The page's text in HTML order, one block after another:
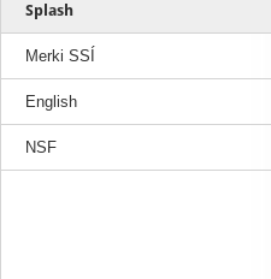
Splash
Merki SSÍ
English
NSF